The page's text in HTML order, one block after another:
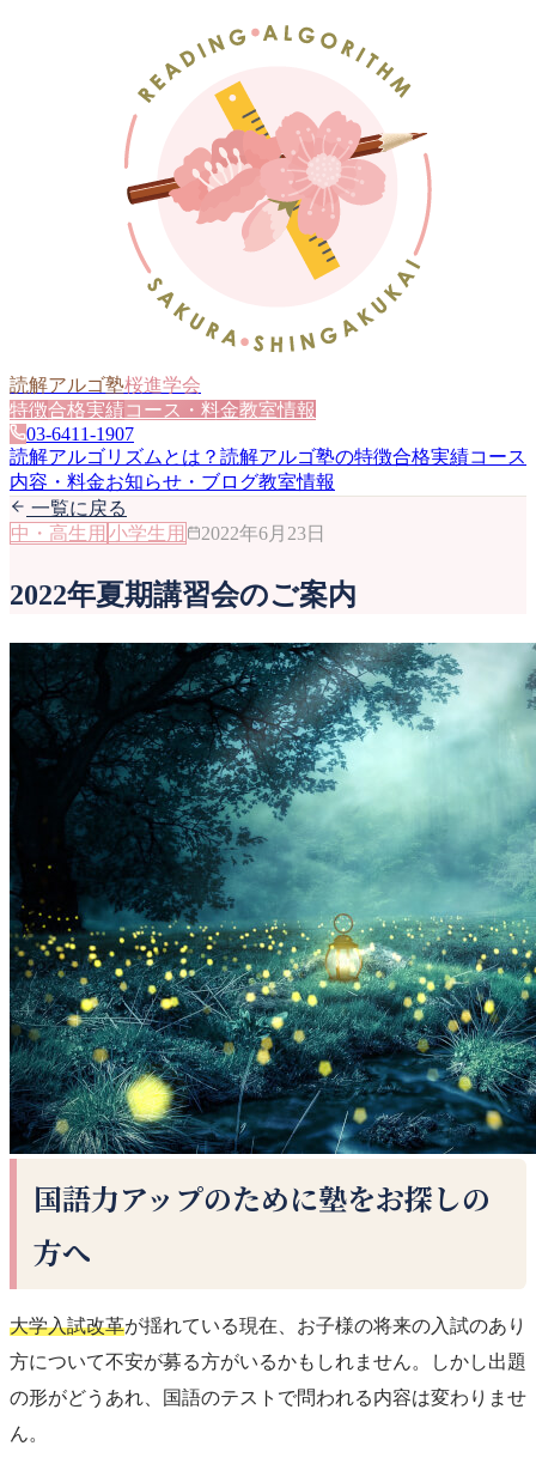
読解アルゴ塾桜進学会
特徴合格実績コース・料金教室情報
03-6411-1907
読解アルゴリズムとは？ 読解アルゴ塾の特徴合格実績コース
内容・料金お知らせ・ブログ教室情報
一覧に戻る
中・高生用 小学生用 2022年6月23日
2022年夏期講習会のご案内
国語力アップのために塾をお探しの
方へ
大学入試改革が揺れている現在、お子様の将来の入試のあり
方について不安が募る方がいるかもしれません。しかし出題
の形がどうあれ、国語のテストで問われる内容は変わりませ
ん。